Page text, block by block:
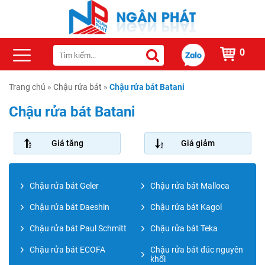
0
Trang chủ » Chậu rửa bát » Chậu rửa bát Batani
Chậu rửa bát Batani
Giá tăng Giá giảm
Chậu rửa bát Geler Chậu rửa bát Malloca
Chậu rửa bát Daeshin Chậu rửa bát Kagol
Chậu rửa bát Paul Schmitt Chậu rửa bát Teka
Chậu rửa bát ECOFA
Chậu rửa bát đúc nguyên
khối